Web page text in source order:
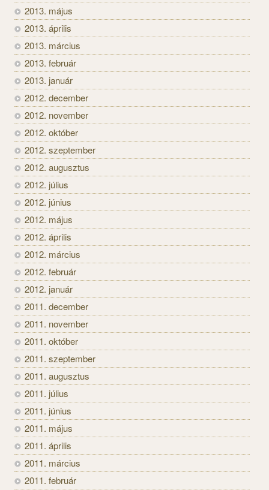
2013. május
2013. április
2013. március
2013. február
2013. január
2012. december
2012. november
2012. október
2012. szeptember
2012. augusztus
2012. július
2012. június
2012. május
2012. április
2012. március
2012. február
2012. január
2011. december
2011. november
2011. október
2011. szeptember
2011. augusztus
2011. július
2011. június
2011. május
2011. április
2011. március
2011. február